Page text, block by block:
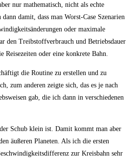
nur mathematisch, nicht als echte
damit, dass man Worst-Case Szenarien
oder maximale
den Treibstoffverbrauch und Betriebsdauer
oder eine konkrete Bahn.
die Routine zu erstellen und zu
zum anderen zeigte sich, das es je nach
gab, die ich dann in verschiedenen
Schub klein ist. Damit kommt man aber
äußeren Planeten. Als ich die ersten
zur Kreisbahn sehr